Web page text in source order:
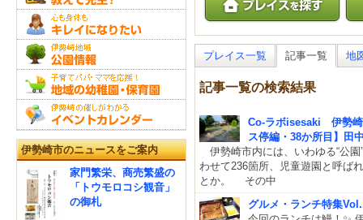
プレイス一覧 記事一覧 地
記事一覧の検索結果
Co-ラボisesaki 伊勢崎
ス停編・38か所目】田
伊勢崎市内には、いわゆる“公
わせて236箇所、児童遊園と呼ば
とか。 その中
グルメ・ランチ特集
伊勢崎市のニュースをご案内
家門繁栄、商売繁盛の
「トウモロコシ観音」
の御札